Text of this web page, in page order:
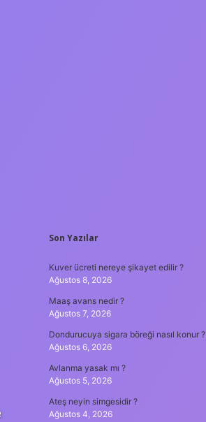
SIDEBAR
Son Yazılar
Kuver ücreti nereye şikayet edilir ?
Ağustos 8, 2026
Maaş avans nedir ?
Ağustos 7, 2026
Dondurucuya sigara böreği nasıl konur ?
Ağustos 6, 2026
Avlanma yasak mı ?
Ağustos 5, 2026
Ateş neyin simgesidir ?
Ağustos 4, 2026